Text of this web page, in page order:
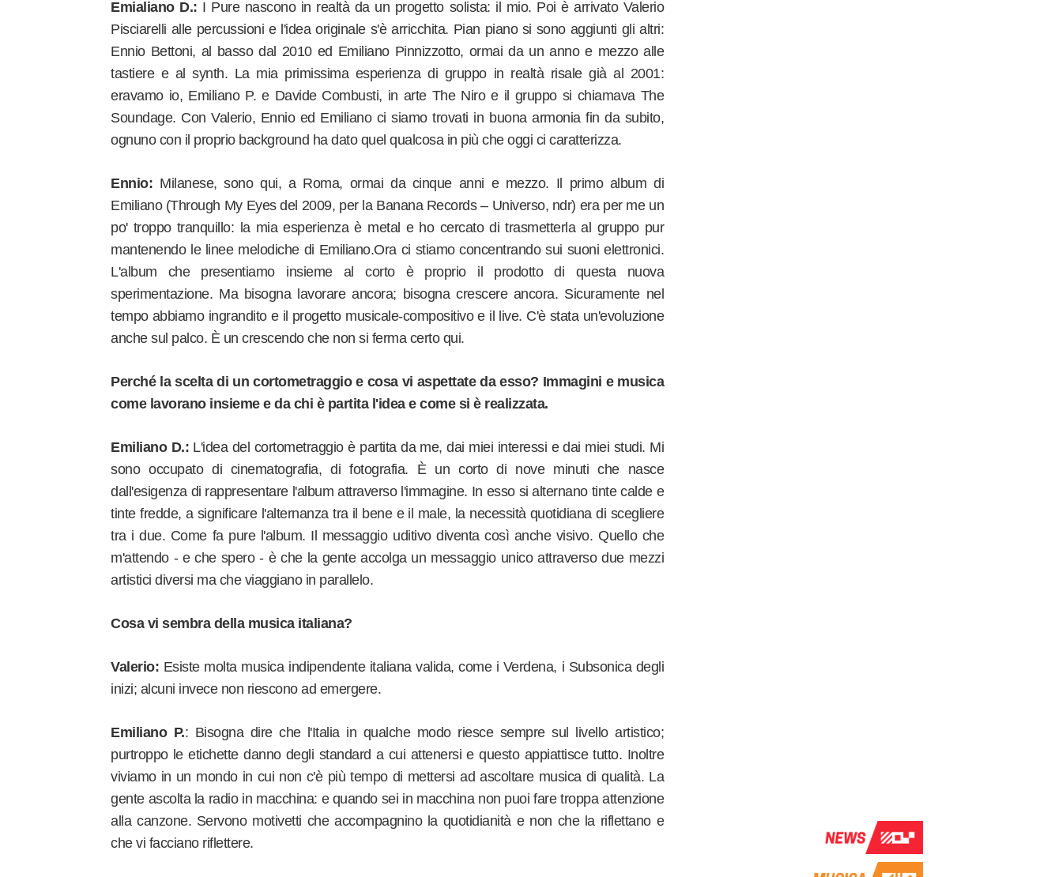
Emialiano D.: I Pure nascono in realtà da un progetto solista: il mio. Poi è arrivato Valerio
Pisciarelli alle percussioni e l'idea originale s'è arricchita. Pian piano si sono aggiunti gli altri:
Ennio Bettoni, al basso dal 2010 ed Emiliano Pinnizzotto, ormai da un anno e mezzo alle
tastiere e al synth. La mia primissima esperienza di gruppo in realtà risale già al 2001:
eravamo io, Emiliano P. e Davide Combusti, in arte The Niro e il gruppo si chiamava The
Soundage. Con Valerio, Ennio ed Emiliano ci siamo trovati in buona armonia fin da subito,
ognuno con il proprio background ha dato quel qualcosa in più che oggi ci caratterizza.
Ennio: Milanese, sono qui, a Roma, ormai da cinque anni e mezzo. Il primo album di
Emiliano (Through My Eyes del 2009, per la Banana Records – Universo, ndr) era per me un
po' troppo tranquillo: la mia esperienza è metal e ho cercato di trasmetterla al gruppo pur
mantenendo le linee melodiche di Emiliano.Ora ci stiamo concentrando sui suoni elettronici.
L'album che presentiamo insieme al corto è proprio il prodotto di questa nuova
sperimentazione. Ma bisogna lavorare ancora; bisogna crescere ancora. Sicuramente nel
tempo abbiamo ingrandito e il progetto musicale-compositivo e il live. C'è stata un'evoluzione
anche sul palco. È un crescendo che non si ferma certo qui.
Perché la scelta di un cortometraggio e cosa vi aspettate da esso? Immagini e musica
come lavorano insieme e da chi è partita l'idea e come si è realizzata.
Emiliano D.: L'idea del cortometraggio è partita da me, dai miei interessi e dai miei studi. Mi
sono occupato di cinematografia, di fotografia. È un corto di nove minuti che nasce
dall'esigenza di rappresentare l'album attraverso l'immagine. In esso si alternano tinte calde e
tinte fredde, a significare l'alternanza tra il bene e il male, la necessità quotidiana di scegliere
tra i due. Come fa pure l'album. Il messaggio uditivo diventa così anche visivo. Quello che
m'attendo - e che spero - è che la gente accolga un messaggio unico attraverso due mezzi
artistici diversi ma che viaggiano in parallelo.
Cosa vi sembra della musica italiana?
Valerio: Esiste molta musica indipendente italiana valida, come i Verdena, i Subsonica degli
inizi; alcuni invece non riescono ad emergere.
Emiliano P.: Bisogna dire che l'Italia in qualche modo riesce sempre sul livello artistico;
purtroppo le etichette danno degli standard a cui attenersi e questo appiattisce tutto. Inoltre
viviamo in un mondo in cui non c'è più tempo di mettersi ad ascoltare musica di qualità. La
gente ascolta la radio in macchina: e quando sei in macchina non puoi fare troppa attenzione
alla canzone. Servono motivetti che accompagnino la quotidianità e non che la riflettano e
che vi facciano riflettere.